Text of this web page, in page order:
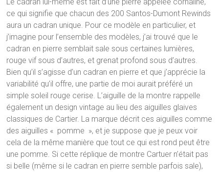
ce qui signifie que chacun des 200 Santos-Dumont Rewinds
aura un cadran unique. Pour ce modèle en particulier, et
j’imagine pour l’ensemble des modèles, j’ai trouvé que le
cadran en pierre semblait sale sous certaines lumières,
rouge vif sous d’autres, et grenat profond sous d’autres.
Bien qu’il s’agisse d’un cadran en pierre et que j’apprécie la
variabilité qu’il offre, une partie de moi aurait préféré un
simple soleil rouge cerise. L’aiguille de la montre rappelle
également un design vintage au lieu des aiguilles glaives
classiques de Cartier. La marque décrit ces aiguilles comme
des aiguilles « pomme », et je suppose que je peux voir
cela de la même manière que tout ce qui est rond peut être
une pomme. Si cette réplique de montre Cartuer n’était pas
si belle (même si le cadran en pierre semble parfois sale),